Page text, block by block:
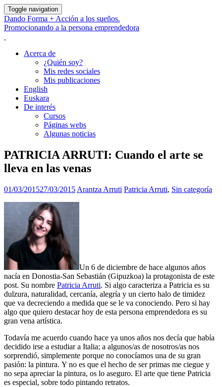
Toggle navigation
Dando Forma + Acción a los sueños.
Promocionando a la persona emprendedora
Acerca de
¿Quién soy?
Mis redes sociales
Mis publicaciones
English
Euskara
De interés
Cursos
Páginas webs
Algunas noticias
PATRICIA ARRUTI: Cuando el arte se
lleva en las venas
01/03/201527/03/2015 Arantza Arruti Patricia Arruti, Sin categoría
Un 6 de diciembre de hace algunos años
nacía en Donostia-San Sebastián (Gipuzkoa) la protagonista de este
post. Su nombre Patricia Arruti. Si algo caracteriza a Patricia es su
dulzura, naturalidad, cercanía, alegría y un cierto halo de timidez
que va decreciendo a medida que se le va conociendo. Pero si hay
algo que quiero destacar hoy de esta persona emprendedora es su
gran vena artística.
Todavía me acuerdo cuando hace ya unos años nos decía que había
decidido irse a estudiar a Italia; a algunos/as de nosotros/as nos
sorprendió, simplemente porque no conocíamos una de su gran
pasión: la pintura. Y no es que el hecho de ser primas me ciegue y
no sepa apreciar la pintura, os lo aseguro. El arte que tiene Patricia
es especial, sobre todo pintando retratos.